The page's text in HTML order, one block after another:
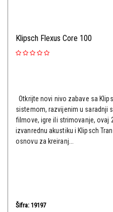
Klipsch Flexus Core 100
Otkrijte novi nivo zabave sa
sistemom, razvijenim u saradnji
filmove, igre ili strimovanje, ovaj
izvanrednu akustiku i Klipsch
osnovu za kreiranj...
Šifra: 19197